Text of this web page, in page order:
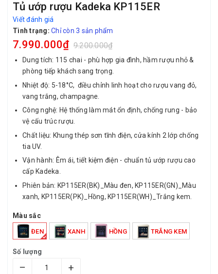
Tủ ướp rượu Kadeka KP115ER
Viết đánh giá
Tình trạng: Chỉ còn 3 sản phẩm
7.990.000₫ 9.200.000₫
Dung tích: 115 chai - phù hợp gia đình, hầm rượu nhỏ &
phòng tiếp khách sang trọng.
Nhiệt độ: 5-18°C, điều chỉnh linh hoạt cho rượu vang đỏ,
vang trắng, champagne.
Công nghệ: Hệ thống làm mát ổn định, chống rung - bảo
vệ cấu trúc rượu.
Chất liệu: Khung thép sơn tĩnh điện, cửa kính 2 lớp chống
tia UV.
Vận hành: Êm ái, tiết kiệm điện - chuẩn tủ ướp rượu cao
cấp Kadeka.
Phiên bản: KP115ER(BK)_Màu đen, KP115ER(GN)_Màu
xanh, KP115ER(PK)_Hồng, KP115ER(WH)_Trắng kem.
Màu sắc
ĐEN XANH HỒNG TRẮNG KEM
Số lượng
– +